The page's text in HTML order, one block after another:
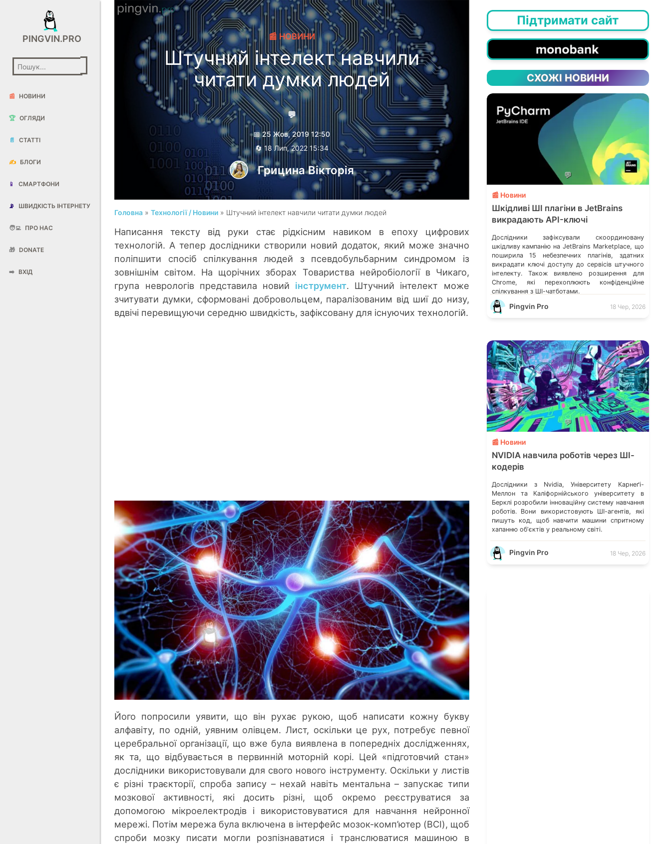
PINGVIN.PRO
📰 НОВИНИ
🏆 ОГЛЯДИ
📄 СТАТТІ
✍️ БЛОГИ
📱 СМАРТФОНИ
📡 ШВИДКІСТЬ ІНТЕРНЕТУ
🧑‍💻 ПРО НАС
🎁 DONATE
➡️ ВХІД
📰 НОВИНИ
Штучний інтелект навчили
читати думки людей
💬
📅 25 Жов, 2019 12:50
🔄 18 Лип, 2022 15:34
Грицина Вікторія
Головна »Технології / Новини » Штучний інтелект навчили читати думки людей
Написання тексту від руки стає рідкісним навиком в епоху цифрових
технологій. А тепер дослідники створили новий додаток, який може значно
поліпшити спосіб спілкування людей з псевдобульбарним синдромом із
зовнішнім світом. На щорічних зборах Товариства нейробіології в Чикаго,
група неврологів представила новий інструмент. Штучний інтелект може
зчитувати думки, сформовані добровольцем, паралізованим від шиї до низу,
вдвічі перевищуючи середню швидкість, зафіксовану для існуючих технологій.
Його попросили уявити, що він рухає рукою, щоб написати кожну букву
алфавіту, по одній, уявним олівцем. Лист, оскільки це рух, потребує певної
церебральної організації, що вже була виявлена ​​в попередніх дослідженнях,
як та, що відбувається в первинній моторній корі. Цей «підготовчий стан»
дослідники використовували для свого нового інструменту. Оскільки у листів
є різні траєкторії, спроба запису – нехай навіть ментальна – запускає типи
мозкової активності, які досить різні, щоб окремо реєструватися за
допомогою мікроелектродів і використовуватися для навчання нейронної
мережі. Потім мережа була включена в інтерфейс мозок-комп’ютер (BCI), щоб
спроби мозку писати могли розпізнаватися і транслюватися машиною в
Підтримати сайт
СХОЖІ НОВИНИ
💬
📰 Новини
Шкідливі ШІ плагіни в JetBrains
викрадають API-ключі
Дослідники зафіксували скоординовану
шкідливу кампанію на JetBrains Marketplace, що
поширила 15 небезпечних плагінів, здатних
викрадати ключі доступу до сервісів штучного
інтелекту. Також виявлено розширення для
Chrome, які перехоплюють конфіденційне
спілкування з ШІ-чатботами.
Pingvin Pro 18 Чер, 2026
💬
📰 Новини
NVIDIA навчила роботів через ШІ-
кодерів
Дослідники з Nvidia, Університету Карнеґі-
Меллон та Каліфорнійського університету в
Берклі розробили інноваційну систему навчання
роботів. Вони використовують ШІ-агентів, які
пишуть код, щоб навчити машини спритному
хапанню обʼєктів у реальному світі.
Pingvin Pro 18 Чер, 2026